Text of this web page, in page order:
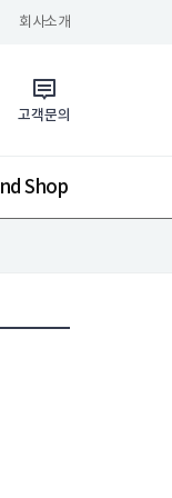
회사소개
고객문의
Shop